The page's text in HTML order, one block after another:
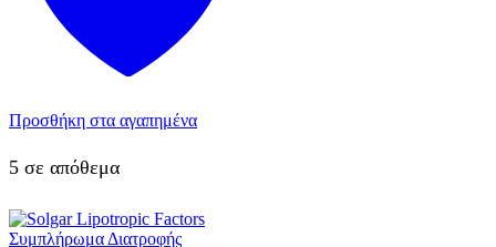
Προσθήκη στα αγαπημένα
5 σε απόθεμα